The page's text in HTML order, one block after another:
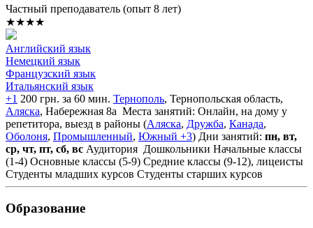
Частный преподаватель (опыт 8 лет)
★★★★
Английский язык
Немецкий язык
Французский язык
Итальянский язык
+1 200 грн. за 60 мин. Тернополь, Тернопольская область,
Аляска, Набережная 8а Места занятий: Онлайн, на дому у
репетитора, выезд в районы (Аляска, Дружба, Канада,
Оболоня, Промышленный, Южный +3) Дни занятий: пн, вт,
ср, чт, пт, сб, вс Аудитория Дошкольники Начальные классы
(1-4) Основные классы (5-9) Средние классы (9-12), лицеисты
Студенты младших курсов Студенты старших курсов
Образование